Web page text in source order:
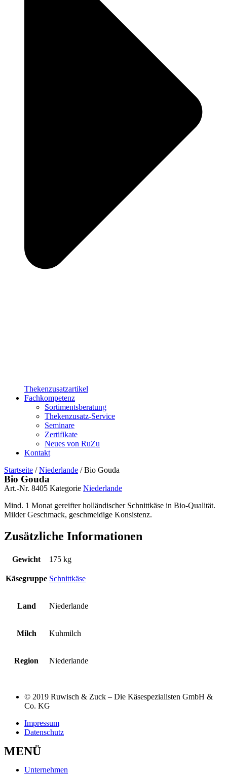
Thekenzusatzartikel
Fachkompetenz
Sortimentsberatung
Thekenzusatz-Service
Seminare
Zertifikate
Neues von RuZu
Kontakt
Startseite /Niederlande / Bio Gouda
Bio Gouda
Art.-Nr. 8405 Kategorie Niederlande
Mind. 1 Monat gereifter holländischer Schnittkäse in Bio-Qualität.
Milder Geschmack, geschmeidige Konsistenz.
Zusätzliche Informationen
Gewicht 175 kg
Käsegruppe Schnittkäse
Land Niederlande
Milch Kuhmilch
Region Niederlande
© 2019 Ruwisch & Zuck – Die Käsespezialisten GmbH &
Co. KG
Impressum
Datenschutz
MENÜ
Unternehmen